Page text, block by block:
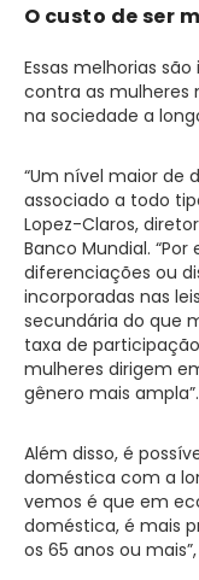
O custo de ser
Essas melhorias
contra as mulheres
na sociedade a
“Um nível maior de
associado a todo
Lopez-Claros,
Banco Mundial.
diferenciações ou
incorporadas nas
secundária do que
taxa de
mulheres dirigem
gênero mais ampla”.
Além disso, é
doméstica com a
vemos é que em
doméstica, é mais
os 65 anos ou